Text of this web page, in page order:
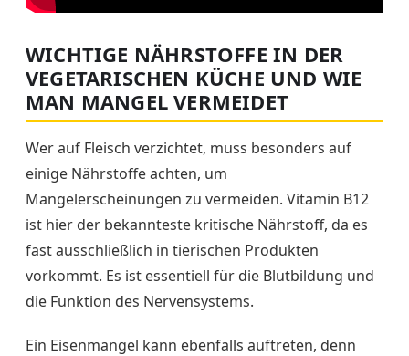
WICHTIGE NÄHRSTOFFE IN DER
VEGETARISCHEN KÜCHE UND WIE
MAN MANGEL VERMEIDET
Wer auf Fleisch verzichtet, muss besonders auf
einige Nährstoffe achten, um
Mangelerscheinungen zu vermeiden. Vitamin B12
ist hier der bekannteste kritische Nährstoff, da es
fast ausschließlich in tierischen Produkten
vorkommt. Es ist essentiell für die Blutbildung und
die Funktion des Nervensystems.
Ein Eisenmangel kann ebenfalls auftreten, denn